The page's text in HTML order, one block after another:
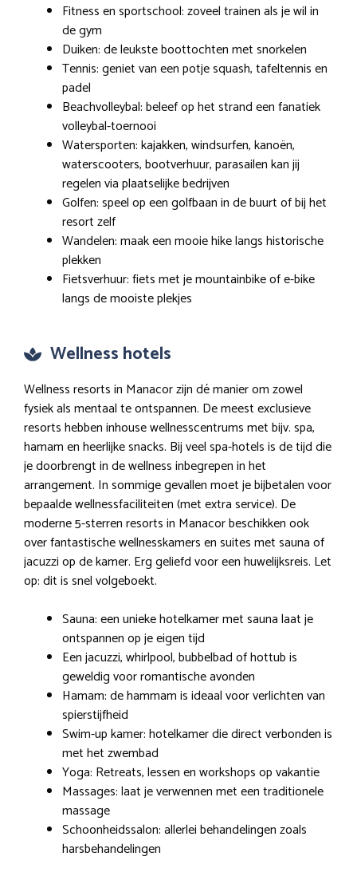
Fitness en sportschool: zoveel trainen als je wil in
de gym
Duiken: de leukste boottochten met snorkelen
Tennis: geniet van een potje squash, tafeltennis en
padel
Beachvolleybal: beleef op het strand een fanatiek
volleybal-toernooi
Watersporten: kajakken, windsurfen, kanoën,
waterscooters, bootverhuur, parasailen kan jij
regelen via plaatselijke bedrijven
Golfen: speel op een golfbaan in de buurt of bij het
resort zelf
Wandelen: maak een mooie hike langs historische
plekken
Fietsverhuur: fiets met je mountainbike of e-bike
langs de mooiste plekjes
Wellness hotels
Wellness resorts in Manacor zijn dé manier om zowel
fysiek als mentaal te ontspannen. De meest exclusieve
resorts hebben inhouse wellnesscentrums met bijv. spa,
hamam en heerlijke snacks. Bij veel spa-hotels is de tijd die
je doorbrengt in de wellness inbegrepen in het
arrangement. In sommige gevallen moet je bijbetalen voor
bepaalde wellnessfaciliteiten (met extra service). De
moderne 5-sterren resorts in Manacor beschikken ook
over fantastische wellnesskamers en suites met sauna of
jacuzzi op de kamer. Erg geliefd voor een huwelijksreis. Let
op: dit is snel volgeboekt.
Sauna: een unieke hotelkamer met sauna laat je
ontspannen op je eigen tijd
Een jacuzzi, whirlpool, bubbelbad of hottub is
geweldig voor romantische avonden
Hamam: de hammam is ideaal voor verlichten van
spierstijfheid
Swim-up kamer: hotelkamer die direct verbonden is
met het zwembad
Yoga: Retreats, lessen en workshops op vakantie
Massages: laat je verwennen met een traditionele
massage
Schoonheidssalon: allerlei behandelingen zoals
harsbehandelingen